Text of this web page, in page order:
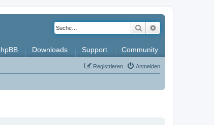
Suche
Downloads Support Community
Anmelden
Registrieren